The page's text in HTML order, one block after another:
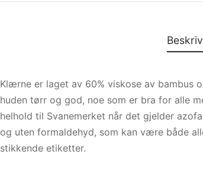
Klærne er laget av 60% viskose av bambus
huden tørr og god, noe som er bra for alle
helhold til Svanemerket når det gjelder
og uten formaldehyd, som kan være både
stikkende etiketter.